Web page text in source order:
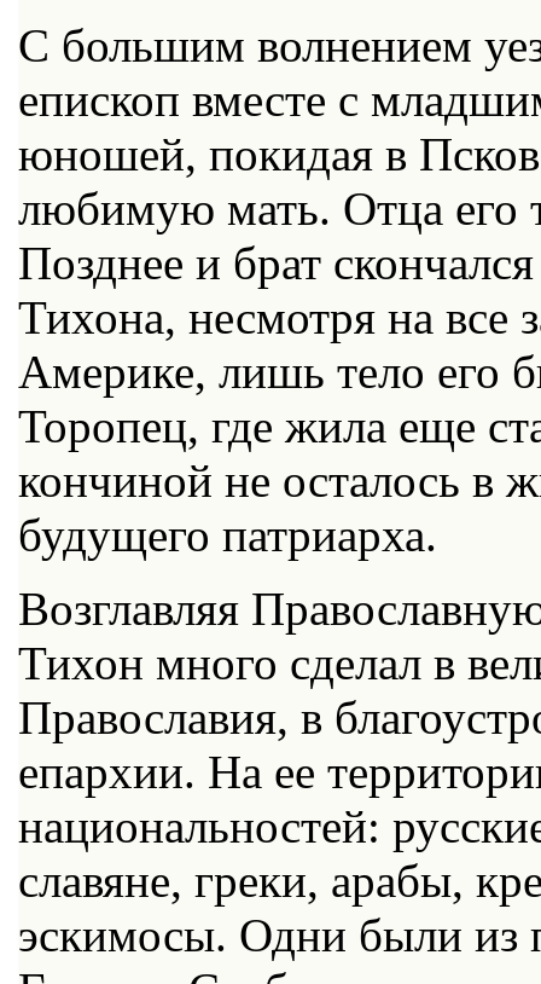
С большим волнением
епископ вместе с
юношей, покидая в
любимую мать. Отца его
Позднее и брат
Тихона, несмотря на все
Америке, лишь тело его
Торопец, где жила еще
кончиной не осталось в
будущего патриарха.
Возглавляя
Тихон много сделал в
Православия, в
епархии. На ее
национальностей:
славяне, греки, арабы,
эскимосы. Одни были из